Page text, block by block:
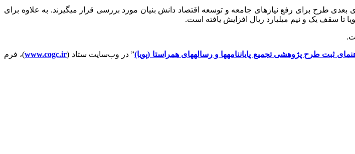
برای رفع نیازهای جامعه و توسعه اقتصاد دانش بنیان مورد بررسی قرار میگیرند. به علاوه برای
تا سقف یک و نیم میلیارد ریال افزایش یافته است.
ثبت طرح پژوهشی تجمیع پایاننامهها و رسالههای همراستا (پویا)” در وب‌سایت ستاد (www.cogc.ir)، فرم